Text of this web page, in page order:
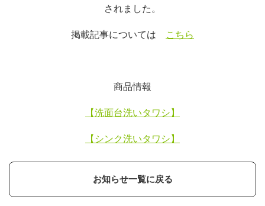
されました。
掲載記事については こちら
商品情報
【洗面台洗いタワシ】
【シンク洗いタワシ】
お知らせ一覧に戻る